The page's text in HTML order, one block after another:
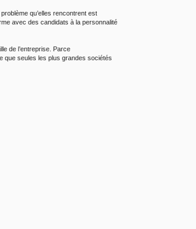
qu’elles rencontrent est
avec des candidats à la personnalité
de l’entreprise. Parce
que seules les plus grandes sociétés